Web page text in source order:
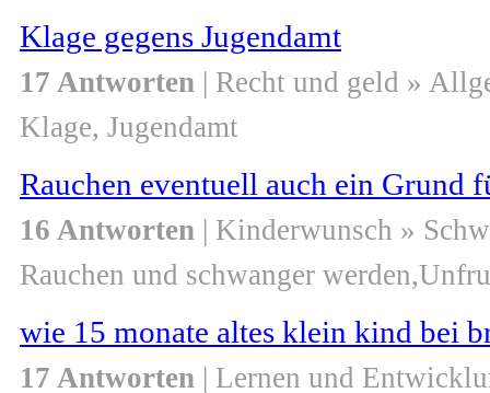
Klage gegens Jugendamt
17 Antworten | Recht und geld »
Klage, Jugendamt
Rauchen eventuell auch ein Grund
16 Antworten | Kinderwunsch »
Rauchen und schwanger
wie 15 monate altes klein kind bei
17 Antworten | Lernen und